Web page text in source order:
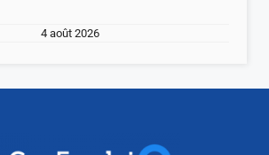
4 août 2026